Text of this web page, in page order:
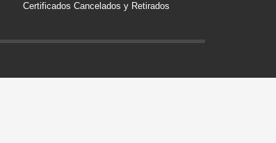
Certificados Cancelados y Retirados